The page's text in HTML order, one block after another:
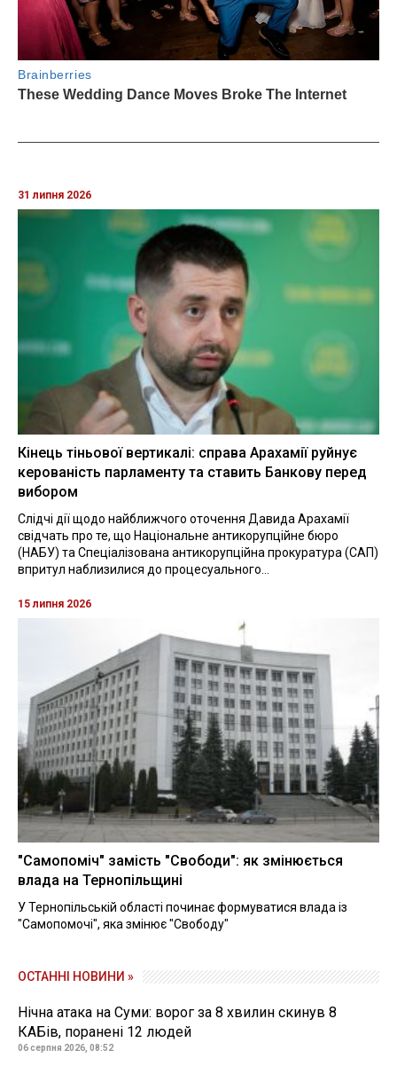
31 липня 2026
Кінець тіньової вертикалі: справа Арахамії руйнує
керованість парламенту та ставить Банкову перед
вибором
Слідчі дії щодо найближчого оточення Давида Арахамії
свідчать про те, що Національне антикорупційне бюро
(НАБУ) та Спеціалізована антикорупційна прокуратура (САП)
впритул наблизилися до процесуального...
15 липня 2026
"Самопоміч" замість "Свободи": як змінюється
влада на Тернопільщині
У Тернопільській області починає формуватися влада із
"Самопомочі", яка змінює "Свободу"
ОСТАННІ НОВИНИ »
Нічна атака на Суми: ворог за 8 хвилин скинув 8
КАБів, поранені 12 людей
06 серпня 2026, 08:52